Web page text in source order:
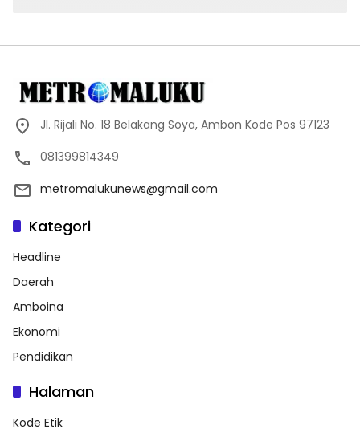
Jl. Rijali No. 18 Belakang Soya, Ambon Kode Pos 97123
081399814349
metromalukunews@gmail.com
Kategori
Headline
Daerah
Amboina
Ekonomi
Pendidikan
Halaman
Kode Etik